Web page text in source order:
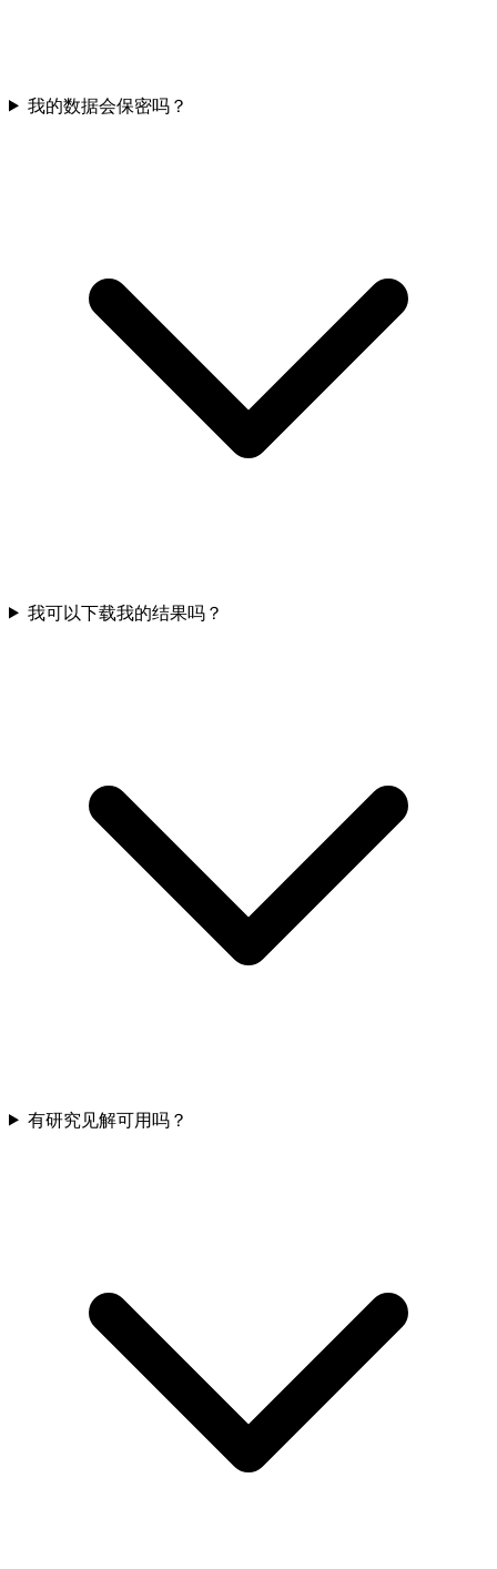
我的数据会保密吗？
我可以下载我的结果吗？
有研究见解可用吗？